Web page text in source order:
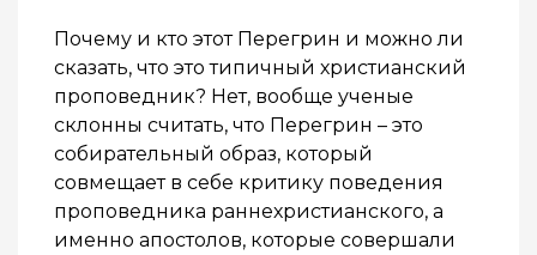
Почему и кто этот Перегрин и можно ли
сказать, что это типичный христианский
проповедник? Нет, вообще ученые
склонны считать, что Перегрин – это
собирательный образ, который
совмещает в себе критику поведения
проповедника раннехристианского, а
именно апостолов, которые совершали